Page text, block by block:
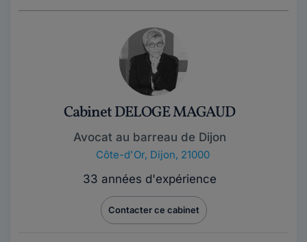
Cabinet DELOGE MAGAUD
Avocat au barreau de Dijon
Côte-d'Or, Dijon, 21000
33 années d'expérience
Contacter ce cabinet